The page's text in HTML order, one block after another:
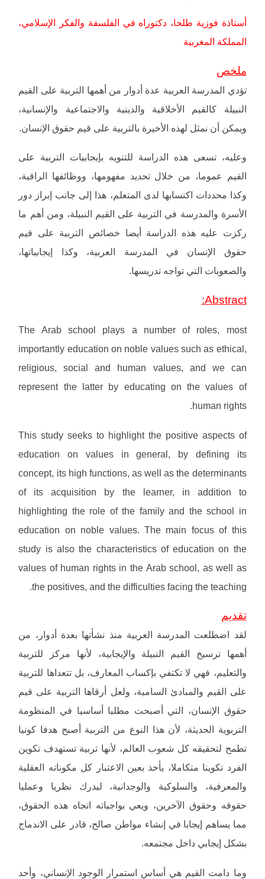
أستاذة فوزية طلحا، دكتوراه في الفلسفة والفكر الإسلامي،
المملكة المغربية
ملخص
تؤدي المدرسة العربية عدة أدوار من أهمها التربية على القيم
النبيلة كالقيم الأخلاقية والدينية والاجتماعية والإنسانية،
ويمكن أن نمثل لهذه الأخيرة بالتربية على قيم حقوق الإنسان.
وعليه، تسعى هذه الدراسة للتنويه بإيجابيات التربية على
القيم عموما، من خلال تحديد مفهومها، ووظائفها الراقية،
وكذا محددات اكتسابها لدى المتعلم، هذا إلى جانب إبراز دور
الأسرة والمدرسة في التربية على القيم النبيلة، ومن أهم ما
ركزت عليه هذه الدراسة أيضا خصائص التربية على قيم
حقوق الإنسان في المدرسة العربية، وكذا إيجابياتها،
والصعوبات التي تواجه تدريسها.
Abstract:
The Arab school plays a number of roles, most
importantly education on noble values such as ethical,
religious, social and human values, and we can
represent the latter by educating on the values of
human rights.
This study seeks to highlight the positive aspects of
education on values in general, by defining its
concept, its high functions, as well as the determinants
of its acquisition by the learner, in addition to
highlighting the role of the family and the school in
education on noble values. The main focus of this
study is also the characteristics of education on the
values of human rights in the Arab school, as well as
the positives, and the difficulties facing the teaching.
تقديم
لقد اضطلعت المدرسة العربية منذ نشأتها بعدة أدوار، من
أهمها ترسيخ القيم النبيلة والإيجابية، لأنها مركز للتربية
والتعليم، فهي لا تكتفي بإكساب المعارف، بل تتعداها للتربية
على القيم والمبادئ السامية، ولعل أرقاها التربية على قيم
حقوق الإنسان، التي أصبحت مطلبا أساسيا في المنظومة
التربوية الحديثة، لأن هذا النوع من التربية أصبح هدفا كونيا
تطمح لتحقيقه كل شعوب العالم، لأنها تربية تستهدف تكوين
الفرد تكوينا متكاملا، يأخذ بعين الاعتبار كل مكوناته العقلية
والمعرفية، والسلوكية والوجدانية، ليدرك نظريا وعمليا
حقوقه وحقوق الآخرين، ويعي بواجباته اتجاه هذه الحقوق،
مما يساهم إيجابا في إنشاء مواطن صالح، قادر على الاندماج
بشكل إيجابي داخل مجتمعه.
وما دامت القيم هي أساس استمرار الوجود الإنساني، وأحد